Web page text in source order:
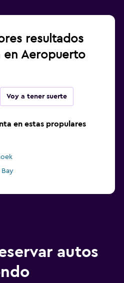
resultados
en Aeropuerto
Voy a tener suerte
en estas propulares
autos